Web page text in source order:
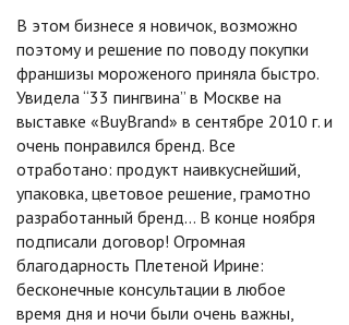
В этом бизнесе я новичок, возможно
поэтому и решение по поводу покупки
франшизы мороженого приняла быстро.
Увидела “33 пингвина” в Москве на
выставке «BuyBrand» в сентябре 2010 г. и
очень понравился бренд. Все
отработано: продукт наивкуснейший,
упаковка, цветовое решение, грамотно
разработанный бренд… В конце ноября
подписали договор! Огромная
благодарность Плетеной Ирине:
бесконечные консультации в любое
время дня и ночи были очень важны,